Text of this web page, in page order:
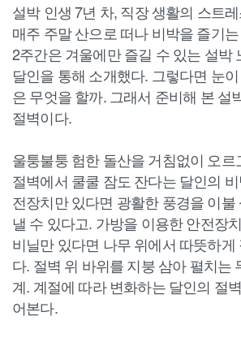
설박 인생 7년 차, 직장 생활의 스트
매주 주말 산으로 떠나 비박을 즐기
2주간은 겨울에만 즐길 수 있는 설박
달인을 통해 소개했다. 그렇다면 눈
은 무엇을 할까. 그래서 준비해 본 설
절벽이다.
울퉁불퉁 험한 돌산을 거침없이 오르
절벽에서 쿨쿨 잠도 잔다는 달인의
전장치만 있다면 광활한 풍경을 이
낼 수 있다고. 가방을 이용한 안전장
비닐만 있다면 나무 위에서 따뜻하
다. 절벽 위 바위를 지붕 삼아 펼치는
계. 계절에 따라 변화하는 달인의 절
어본다.